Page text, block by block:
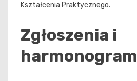
Kształcenia Praktycznego.
Zgłoszenia i
harmonogram